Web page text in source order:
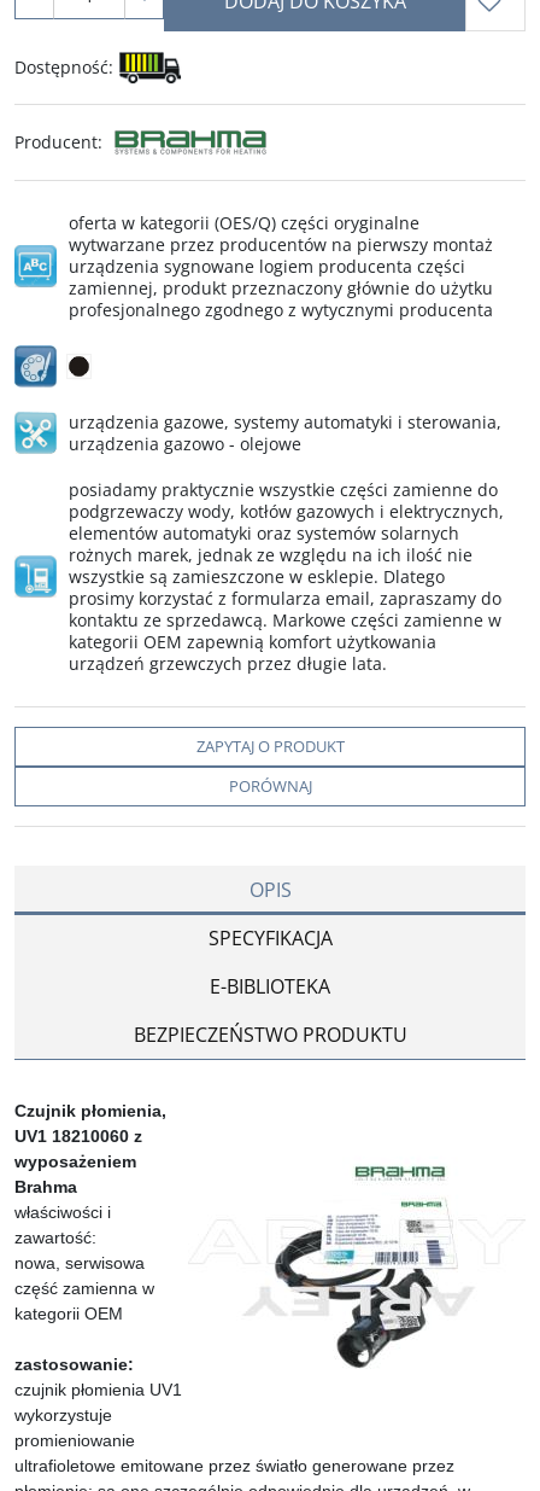
Dostępność:
Producent:
oferta w kategorii (OES/Q) części oryginalne
wytwarzane przez producentów na pierwszy montaż
urządzenia sygnowane logiem producenta części
zamiennej, produkt przeznaczony głównie do użytku
profesjonalnego zgodnego z wytycznymi producenta
urządzenia gazowe, systemy automatyki i sterowania,
urządzenia gazowo - olejowe
posiadamy praktycznie wszystkie części zamienne do
podgrzewaczy wody, kotłów gazowych i elektrycznych,
elementów automatyki oraz systemów solarnych
rożnych marek, jednak ze względu na ich ilość nie
wszystkie są zamieszczone w esklepie. Dlatego
prosimy korzystać z formularza email, zapraszamy do
kontaktu ze sprzedawcą. Markowe części zamienne w
kategorii OEM zapewnią komfort użytkowania
urządzeń grzewczych przez długie lata.
ZAPYTAJ O PRODUKT
PORÓWNAJ
OPIS
SPECYFIKACJA
E-BIBLIOTEKA
BEZPIECZEŃSTWO PRODUKTU
Czujnik płomienia,
UV1 18210060 z
wyposażeniem
Brahma
właściwości i
zawartość:
nowa, serwisowa
część zamienna w
kategorii OEM
zastosowanie:
czujnik płomienia UV1
wykorzystuje
promieniowanie
ultrafioletowe emitowane przez światło generowane przez